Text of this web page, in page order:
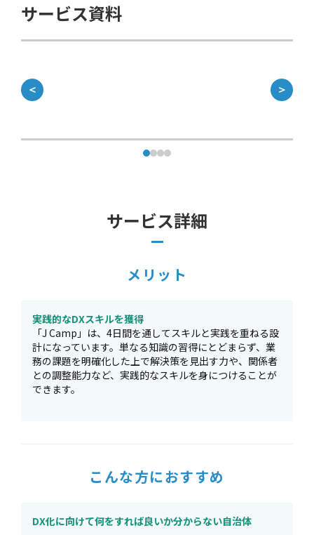
サービス資料
＜ ＞
サービス詳細
メリット
実践的なDXスキルを獲得
「J Camp」は、4日間を通してスキルと実践を重ねる設
計になっています。単なる知識の習得にとどまらず、業
務の課題を明確化した上で解決策を見出す力や、関係者
との調整能力など、実践的なスキルを身につけることが
できます。
こんな方におすすめ
DX化に向けて何をすれば良いか分からない自治体